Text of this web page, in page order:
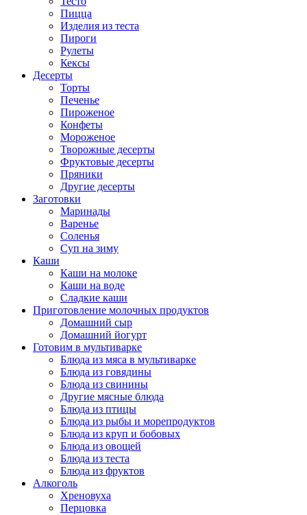
Пицца
Изделия из теста
Пироги
Рулеты
Кексы
Десерты
Торты
Печенье
Пироженое
Конфеты
Мороженое
Творожные десерты
Фруктовые десерты
Пряники
Другие десерты
Заготовки
Маринады
Варенье
Соленья
Суп на зиму
Каши
Каши на молоке
Каши на воде
Сладкие каши
Приготовление молочных продуктов
Домашний сыр
Домашний йогурт
Готовим в мультиварке
Блюда из мяса в мультиварке
Блюда из говядины
Блюда из свинины
Другие мясные блюда
Блюда из птицы
Блюда из рыбы и морепродуктов
Блюда из круп и бобовых
Блюда из овощей
Блюда из теста
Блюда из фруктов
Алкоголь
Хреновуха
Перцовка